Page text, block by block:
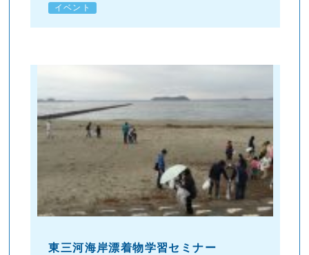
イベント
東三河海岸漂着物学習セミナー